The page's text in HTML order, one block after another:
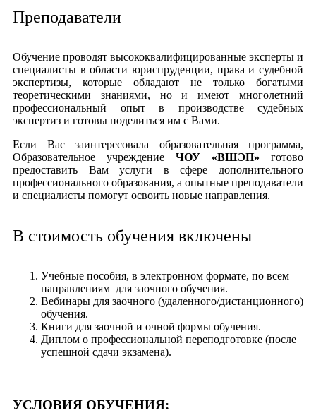
Преподаватели
Обучение проводят высококвалифицированные эксперты и
специалисты в области юриспруденции, права и судебной
экспертизы, которые обладают не только богатыми
теоретическими знаниями, но и имеют многолетний
профессиональный опыт в производстве судебных
экспертиз и готовы поделиться им с Вами.
Если Вас заинтересовала образовательная программа,
Образовательное учреждение ЧОУ «ВШЭП» готово
предоставить Вам услуги в сфере дополнительного
профессионального образования, а опытные преподаватели
и специалисты помогут освоить новые направления.
В стоимость обучения включены
Учебные пособия, в электронном формате, по всем
направлениям для заочного обучения.
Вебинары для заочного (удаленного/дистанционного)
обучения.
Книги для заочной и очной формы обучения.
Диплом о профессиональной переподготовке (после
успешной сдачи экзамена).
УСЛОВИЯ ОБУЧЕНИЯ: